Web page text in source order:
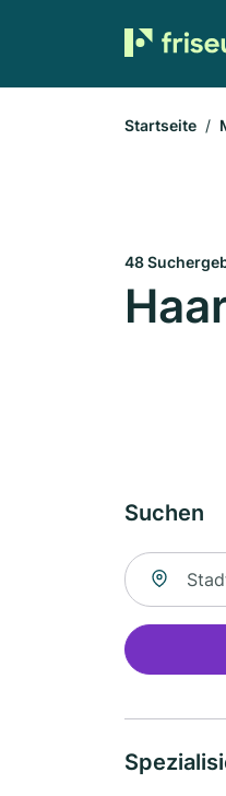
Startseite
48
Suchen
Suche nach